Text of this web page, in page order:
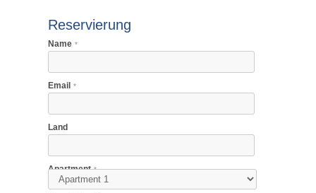
Reservierung
Name *
Email *
Land
Apartment *